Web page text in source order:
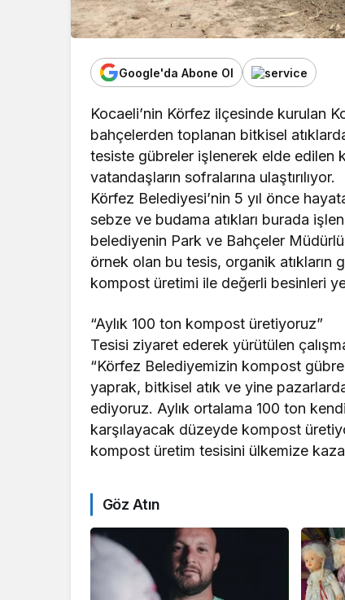
Google'da Abone Ol
Kocaeli’nin Körfez ilçesinde kurulan
bahçelerden toplanan bitkisel
tesiste gübreler işlenerek elde edilen
vatandaşların sofralarına ulaştırılıyor.
Körfez Belediyesi’nin 5 yıl önce
sebze ve budama atıkları burada
belediyenin Park ve Bahçeler
örnek olan bu tesis, organik
kompost üretimi ile değerli besinleri
“Aylık 100 ton kompost üretiyoruz”
Tesisi ziyaret ederek yürütülen
“Körfez Belediyemizin kompost
yaprak, bitkisel atık ve yine
ediyoruz. Aylık ortalama 100 ton
karşılayacak düzeyde kompost
kompost üretim tesisini ülkemize
Göz Atın